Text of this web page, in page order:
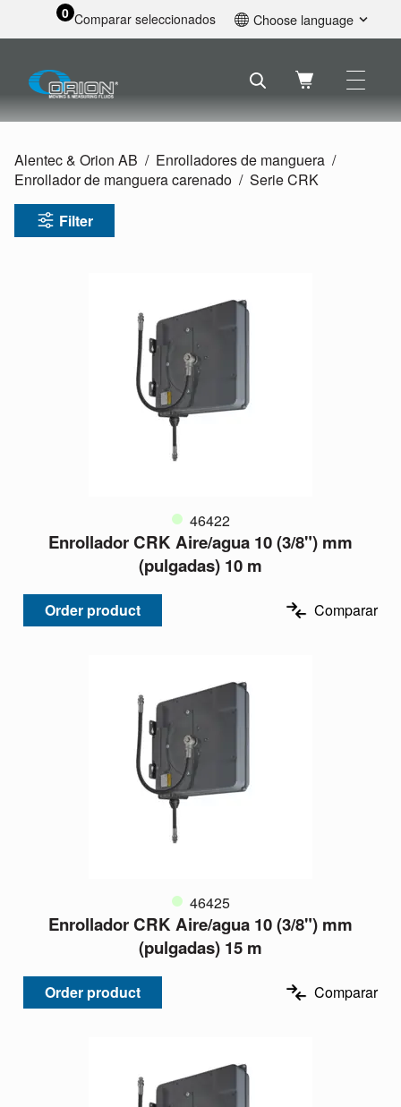
0 Comparar seleccionados Choose language
Svenska
Nederlands
Deutsch
Alentec & Orion AB
Enrolladores de manguera
Enrollador de manguera carenado
Serie CRK
Filter
46422
Enrollador CRK Aire/agua 10 (3/8") mm
(pulgadas) 10 m
Order product Comparar
46425
Enrollador CRK Aire/agua 10 (3/8") mm
(pulgadas) 15 m
Order product Comparar